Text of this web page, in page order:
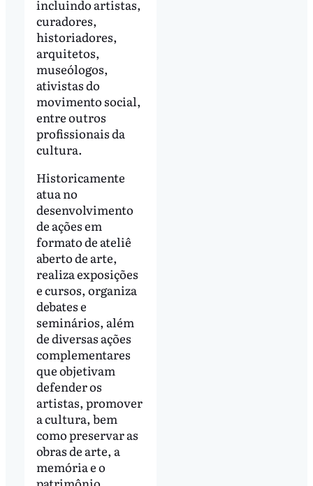
incluindo artistas,
curadores,
historiadores,
arquitetos,
museólogos,
ativistas do
movimento social,
entre outros
profissionais da
cultura.
Historicamente
atua no
desenvolvimento
de ações em
formato de ateliê
aberto de arte,
realiza exposições
e cursos, organiza
debates e
seminários, além
de diversas ações
complementares
que objetivam
defender os
artistas, promover
a cultura, bem
como preservar as
obras de arte, a
memória e o